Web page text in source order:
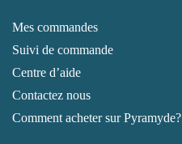
Mes commandes
Suivi de commande
Centre d’aide
Contactez nous
Comment acheter sur Pyramyde?